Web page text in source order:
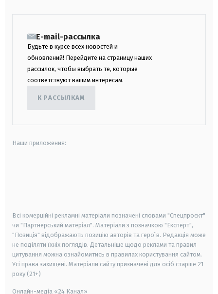
E-mail-рассылка
Будьте в курсе всех новостей и
обновлений! Перейдите на страницу наших
рассылок, чтобы выбрать те, которые
соответствуют вашим интересам.
К РАССЫЛКАМ
Наши приложения:
Всі комерційні рекламні матеріали позначені словами "Спецпроєкт"
чи "Партнерський матеріал". Матеріали з позначкою "Експерт",
"Позиція" відображають позицію авторів та героїв. Редакція може
не поділяти їхніх поглядів. Детальніше щодо реклами та правил
цитування можна ознайомитись в правилах користування сайтом.
Усі права захищені. Матеріали сайту призначені для осіб старше 21
року (21+)
Онлайн-медіа «24 Канал»